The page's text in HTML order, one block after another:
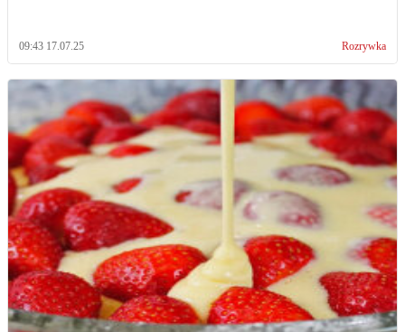
09:43 17.07.25 Rozrywka